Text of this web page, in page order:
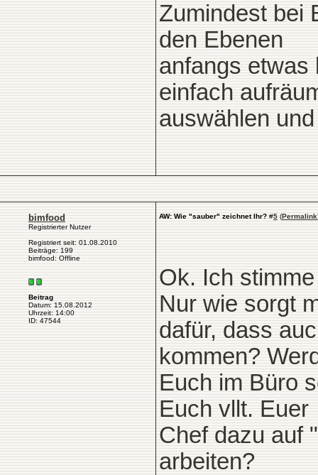
Zumindest bei
den Ebenen
anfangs etwas
einfach
auswählen
bimfood
Registrierter Nutzer
Registriert seit: 01.08.2010
Beiträge: 199
bimfood: Offline
Beitrag
Datum: 15.08.2012
Uhrzeit: 14:00
ID: 47544
AW: Wie "sauber" zeichnet Ihr? #5 (Permalink
Ok. Ich
Nur wie sorgt
dafür, dass
kommen?
Euch im Büro
Euch vllt. Euer
Chef dazu auf
arbeiten?